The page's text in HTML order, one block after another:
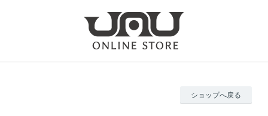
ショップへ戻る